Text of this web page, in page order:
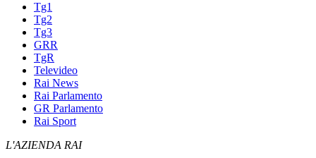
Tg1
Tg2
Tg3
GRR
TgR
Televideo
Rai News
Rai Parlamento
GR Parlamento
Rai Sport
L'AZIENDA RAI